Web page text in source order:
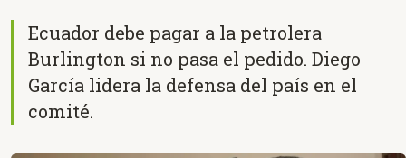
Ecuador debe pagar a la petrolera
Burlington si no pasa el pedido. Diego
García lidera la defensa del país en el
comité.